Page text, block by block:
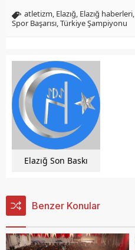
atletizm, Elazığ, Elazığ haberleri,
Spor Başarısı,Türkiye Şampiyonu
Elazığ Son Baskı
Benzer Konular